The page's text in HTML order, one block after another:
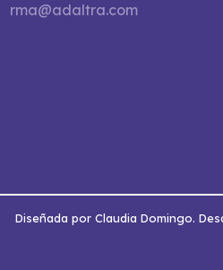
rma@adaltra.com
Diseñada por Claudia Domingo.